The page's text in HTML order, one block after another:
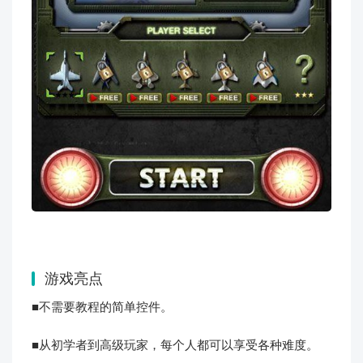
游戏亮点
■不需要教程的简单控件。
■从初学者到高级玩家，每个人都可以享受各种难度。